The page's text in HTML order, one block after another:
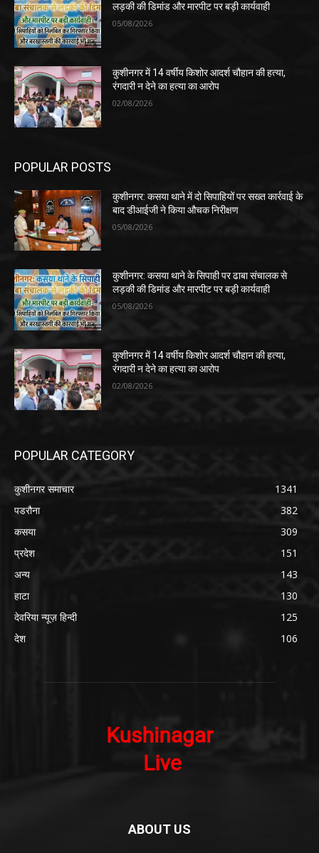
लड़की की डिमांड और मारपीट पर बड़ी कार्यवाही
05/08/2026
कुशीनगर में 14 वर्षीय किशोर आदर्श चौहान की हत्या,
रंगदारी न देने का हत्या का आरोप
02/08/2026
POPULAR POSTS
कुशीनगर: कसया थाने में दो सिपाहियों पर सख्त कार्रवाई के
बाद डीआईजी ने किया औचक निरीक्षण
05/08/2026
कुशीनगर: कसया थाने के सिपाही पर ढाबा संचालक से
लड़की की डिमांड और मारपीट पर बड़ी कार्यवाही
05/08/2026
कुशीनगर में 14 वर्षीय किशोर आदर्श चौहान की हत्या,
रंगदारी न देने का हत्या का आरोप
02/08/2026
POPULAR CATEGORY
कुशीनगर समाचार
1341
पडरौना
382
कसया
309
प्रदेश
151
अन्य
143
हाटा
130
देवरिया न्यूज़ हिन्दी
125
देश
106
ABOUT US